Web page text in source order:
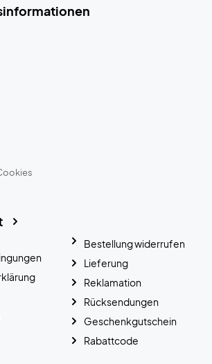
Bestellung widerrufen
Lieferung
Reklamation
Rücksendungen
Geschenkgutschein
Rabattcode